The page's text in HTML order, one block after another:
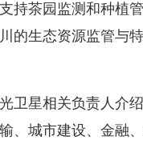
持茶园监测和种植
的生态资源监管与
星相关负责人介绍
、城市建设、金融